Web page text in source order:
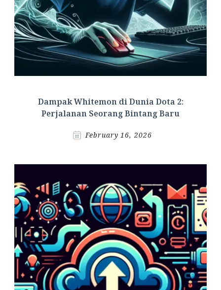
Dampak Whitemon di Dunia Dota 2:
Perjalanan Seorang Bintang Baru
February 16, 2026